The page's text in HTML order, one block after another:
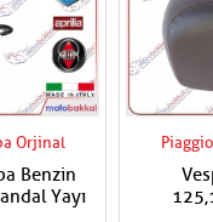
Orjinal
Benzin
Yayı